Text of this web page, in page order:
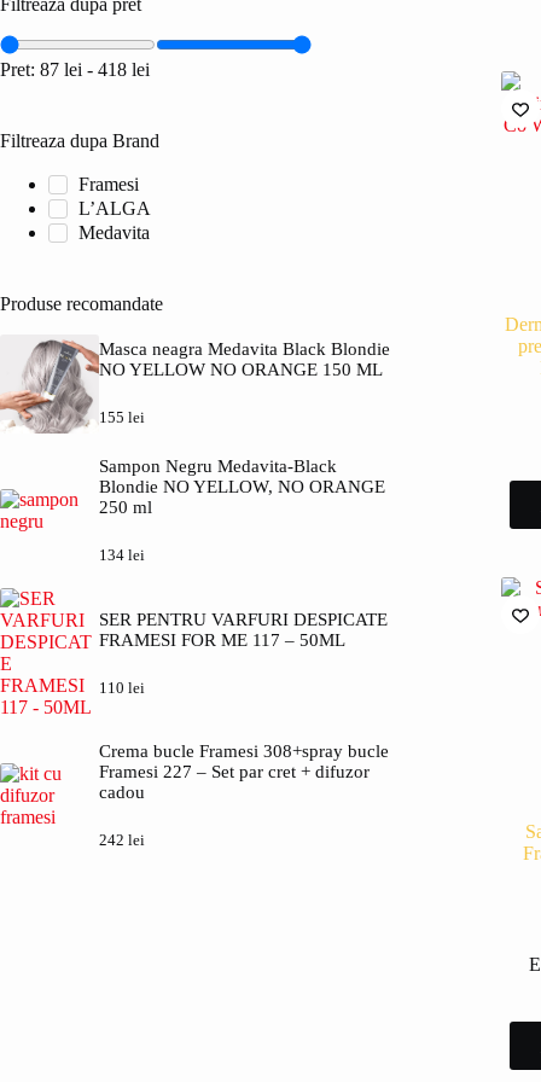
Filtreaza dupa pret
Pret: 87 lei - 418 lei
Filtreaza dupa Brand
Framesi
L’ALGA
Medavita
Produse recomandate
Masca neagra Medavita Black Blondie
NO YELLOW NO ORANGE 150 ML
155 lei
Sampon Negru Medavita-Black
Blondie NO YELLOW, NO ORANGE
250 ml
134 lei
SER PENTRU VARFURI DESPICATE
FRAMESI FOR ME 117 – 50ML
110 lei
Crema bucle Framesi 308+spray bucle
Framesi 227 – Set par cret + difuzor
cadou
242 lei